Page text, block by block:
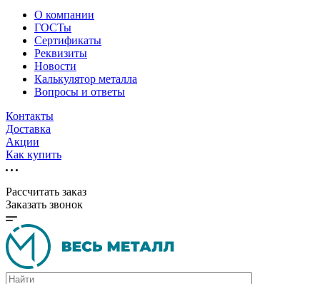
О компании
ГОСТы
Сертификаты
Реквизиты
Новости
Калькулятор металла
Вопросы и ответы
Контакты
Доставка
Акции
Как купить
Рассчитать заказ
Заказать звонок